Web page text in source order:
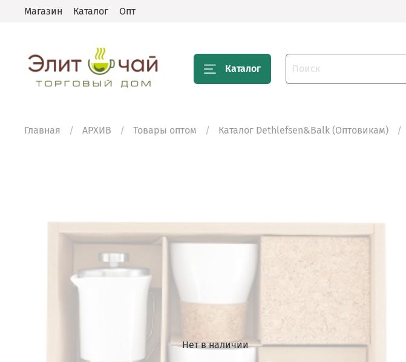
Магазин Каталог Опт
Каталог
Главная АРХИВ Товары оптом Каталог Dethlefsen&Balk (Оптовикам)
Нет в наличии